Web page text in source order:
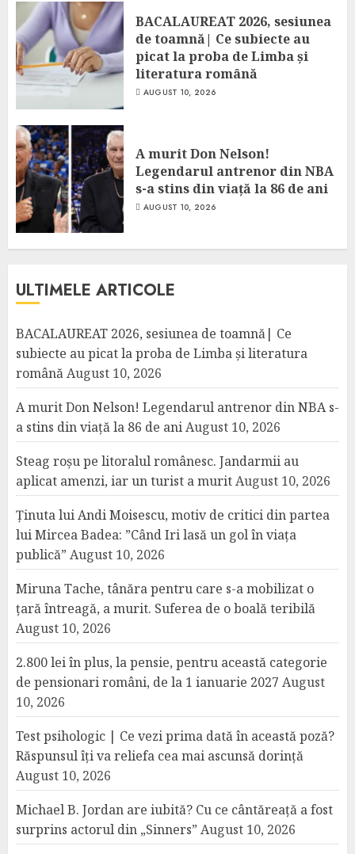
BACALAUREAT 2026, sesiunea
de toamnă| Ce subiecte au
picat la proba de Limba și
literatura română
AUGUST 10, 2026
A murit Don Nelson!
Legendarul antrenor din NBA
s-a stins din viață la 86 de ani
AUGUST 10, 2026
ULTIMELE ARTICOLE
BACALAUREAT 2026, sesiunea de toamnă| Ce
subiecte au picat la proba de Limba și literatura
românăAugust 10, 2026
A murit Don Nelson! Legendarul antrenor din NBA s-
a stins din viață la 86 de aniAugust 10, 2026
Steag roșu pe litoralul românesc. Jandarmii au
aplicat amenzi, iar un turist a muritAugust 10, 2026
Ținuta lui Andi Moisescu, motiv de critici din partea
lui Mircea Badea: ”Când Iri lasă un gol în viața
publică” August 10, 2026
Miruna Tache, tânăra pentru care s-a mobilizat o
țară întreagă, a murit. Suferea de o boală teribilă
August 10, 2026
2.800 lei în plus, la pensie, pentru această categorie
de pensionari români, de la 1 ianuarie 2027 August
10, 2026
Test psihologic | Ce vezi prima dată în această poză?
Răspunsul îți va reliefa cea mai ascunsă dorință
August 10, 2026
Michael B. Jordan are iubită? Cu ce cântăreață a fost
surprins actorul din „Sinners” August 10, 2026